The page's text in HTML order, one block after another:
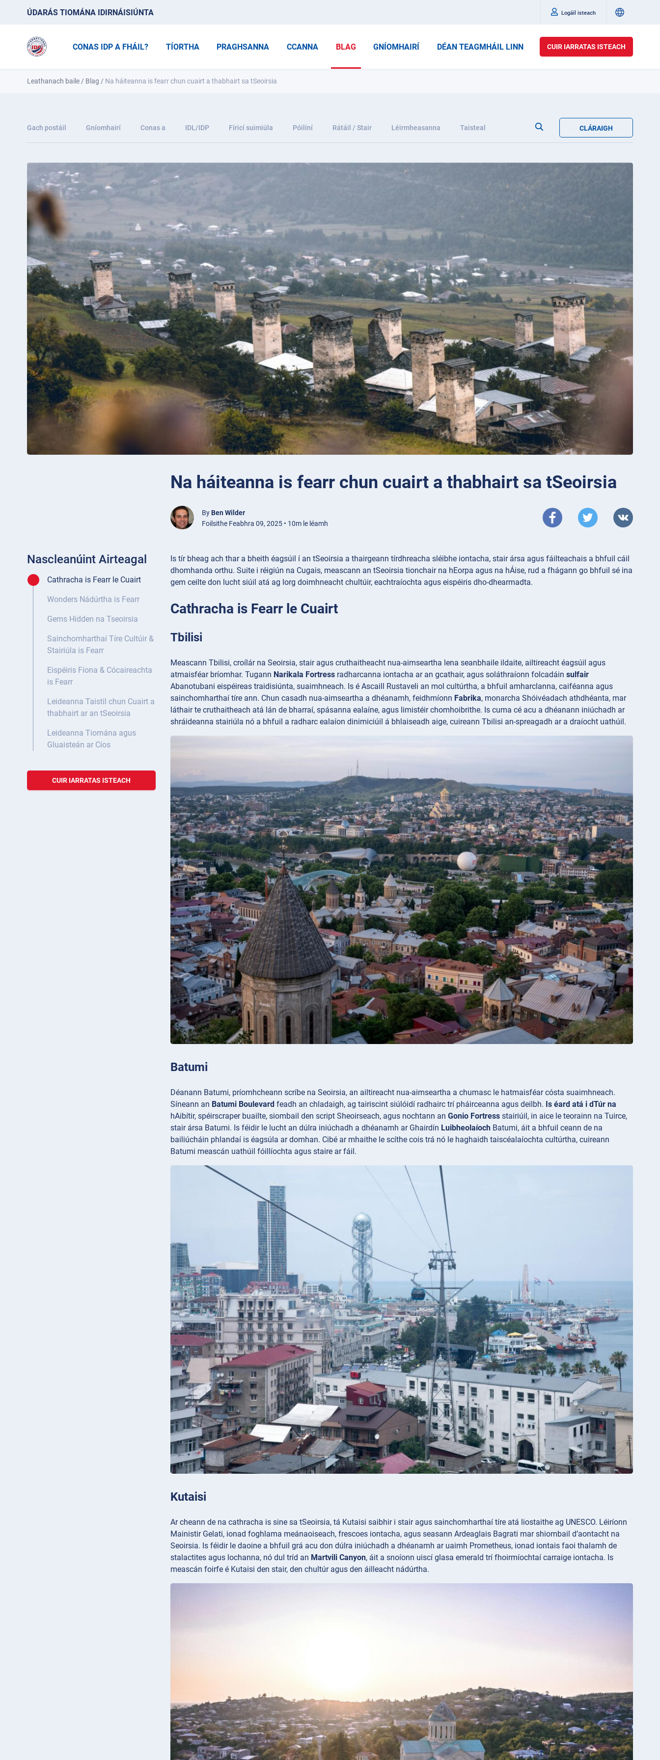
ÚDARÁS TIOMÁNA IDIRNÁISIÚNTA Logáil isteach
CONAS IDP A FHÁIL? TÍORTHA PRAGHSANNA CCANNA BLAG GNÍOMHAIRÍ DÉAN TEAGMHÁIL LINN CUIR IARRATAS ISTEACH
Leathanach baile / Blag / Na háiteanna is fearr chun cuairt a thabhairt sa tSeoirsia
Gach postáil Gníomhairí Conas a IDL/IDP Fíricí suimiúla Póilíní Rátáil / Stair Léirmheasanna Taisteal CLÁRAIGH
Na háiteanna is fearr chun cuairt a thabhairt sa tSeoirsia
By Ben Wilder
Foilsithe Feabhra 09, 2025 • 10m le léamh
Nascleanúint Airteagal
Cathracha is Fearr le Cuairt
Wonders Nádúrtha is Fearr
Gems Hidden na Tseoirsia
Sainchomharthaí Tíre Cultúir &
Stairiúla is Fearr
Eispéiris Fíona & Cócaireachta
is Fearr
Leideanna Taistil chun Cuairt a
thabhairt ar an tSeoirsia
Leideanna Tiomána agus
Gluaisteán ar Cíos
CUIR IARRATAS ISTEACH
Is tír bheag ach thar a bheith éagsúil í an tSeoirsia a thairgeann tírdhreacha sléibhe iontacha, stair ársa agus fáilteachais a bhfuil cáil
dhomhanda orthu. Suite i réigiún na Cugais, meascann an tSeoirsia tionchair na hEorpa agus na hÁise, rud a fhágann go bhfuil sé ina
gem ceilte don lucht siúil atá ag lorg doimhneacht chultúir, eachtraíochta agus eispéiris dho-dhearmadta.
Cathracha is Fearr le Cuairt
Tbilisi
Meascann Tbilisi, croílár na Seoirsia, stair agus cruthaitheacht nua-aimseartha lena seanbhaile ildaite, ailtireacht éagsúil agus
atmaisféar bríomhar. Tugann Narikala Fortress radharcanna iontacha ar an gcathair, agus soláthraíonn folcadáin sulfair
Abanotubani eispéireas traidisiúnta, suaimhneach. Is é Ascaill Rustaveli an mol cultúrtha, a bhfuil amharclanna, caiféanna agus
sainchomharthaí tíre ann. Chun casadh nua-aimseartha a dhéanamh, feidhmíonn Fabrika, monarcha Shóivéadach athdhéanta, mar
láthair te cruthaitheach atá lán de bharraí, spásanna ealaíne, agus limistéir chomhoibrithe. Is cuma cé acu a dhéanann iniúchadh ar
shráideanna stairiúla nó a bhfuil a radharc ealaíon dinimiciúil á bhlaiseadh aige, cuireann Tbilisi an-spreagadh ar a draíocht uathúil.
Batumi
Déanann Batumi, príomhcheann scríbe na Seoirsia, an ailtireacht nua-aimseartha a chumasc le hatmaisféar cósta suaimhneach.
Síneann an Batumi Boulevard feadh an chladaigh, ag tairiscint siúlóidí radhairc trí pháirceanna agus deilbh. Is éard atá i dTúr na
hAibítir, spéirscraper buailte, siombail den script Sheoirseach, agus nochtann an Gonio Fortress stairiúil, in aice le teorainn na Tuirce,
stair ársa Batumi. Is féidir le lucht an dúlra iniúchadh a dhéanamh ar Ghairdín Luibheolaíoch Batumi, áit a bhfuil ceann de na
bailiúcháin phlandaí is éagsúla ar domhan. Cibé ar mhaithe le scíthe cois trá nó le haghaidh taiscéalaíochta cultúrtha, cuireann
Batumi meascán uathúil fóillíochta agus staire ar fáil.
Kutaisi
Ar cheann de na cathracha is sine sa tSeoirsia, tá Kutaisi saibhir i stair agus sainchomharthaí tíre atá liostaithe ag UNESCO. Léiríonn
Mainistir Gelati, ionad foghlama meánaoiseach, frescoes iontacha, agus seasann Ardeaglais Bagrati mar shiombail d’aontacht na
Seoirsia. Is féidir le daoine a bhfuil grá acu don dúlra iniúchadh a dhéanamh ar uaimh Prometheus, ionad iontais faoi thalamh de
stalactites agus lochanna, nó dul tríd an Martvili Canyon, áit a snoíonn uiscí glasa emerald trí fhoirmíochtaí carraige iontacha. Is
meascán foirfe é Kutaisi den stair, den chultúr agus den áilleacht nádúrtha.